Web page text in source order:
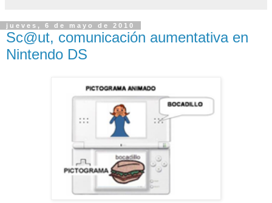
jueves, 6 de mayo de 2010
Sc@ut, comunicación aumentativa en
Nintendo DS